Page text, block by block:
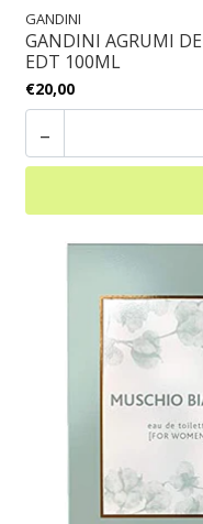
GANDINI
GANDINI AGRUMI
EDT 100ML
€20,00
-